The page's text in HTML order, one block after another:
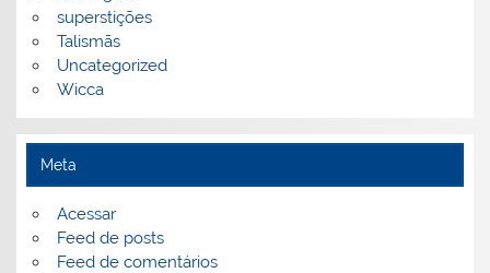
superstições
Talismãs
Uncategorized
Wicca
Meta
Acessar
Feed de posts
Feed de comentários